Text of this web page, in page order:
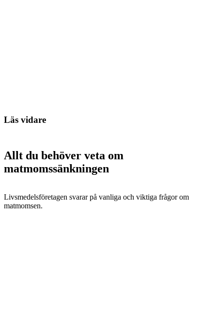
Läs vidare
Allt du behöver veta om
matmomssänkningen
Livsmedelsföretagen svarar på vanliga och viktiga frågor om
matmomsen.